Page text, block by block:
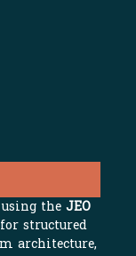
using theJEO
structured
architecture,